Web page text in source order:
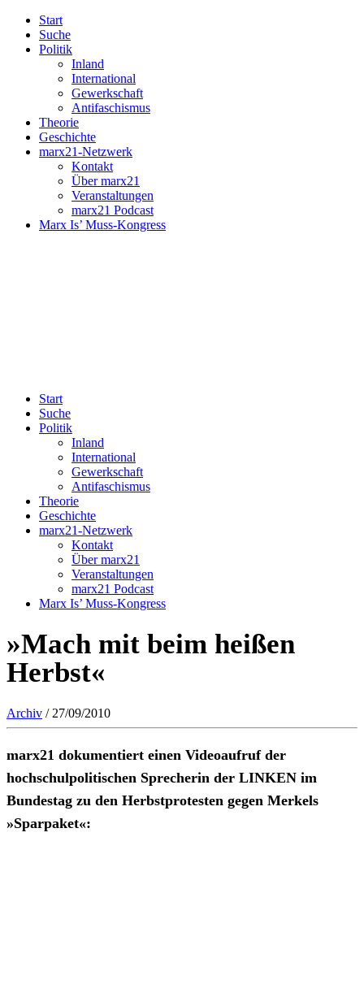
Start
Suche
Politik
Inland
International
Gewerkschaft
Antifaschismus
Theorie
Geschichte
marx21-Netzwerk
Kontakt
Über marx21
Veranstaltungen
marx21 Podcast
Marx Is’ Muss-Kongress
Start
Suche
Politik
Inland
International
Gewerkschaft
Antifaschismus
Theorie
Geschichte
marx21-Netzwerk
Kontakt
Über marx21
Veranstaltungen
marx21 Podcast
Marx Is’ Muss-Kongress
»Mach mit beim heißen
Herbst«
Archiv / 27/09/2010
marx21 dokumentiert einen Videoaufruf der
hochschulpolitischen Sprecherin der LINKEN im
Bundestag zu den Herbstprotesten gegen Merkels
»Sparpaket«: